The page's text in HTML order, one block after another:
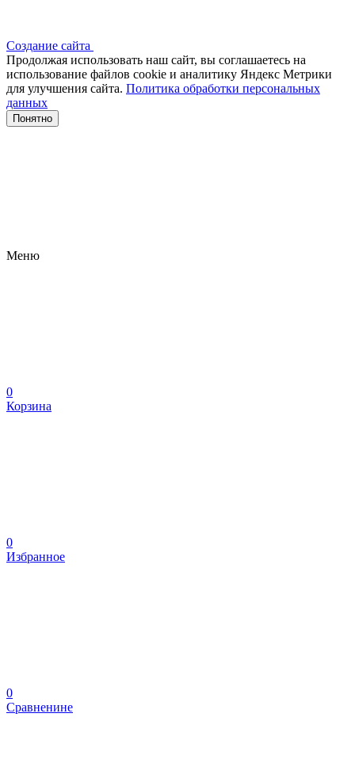
Создание сайта
Продолжая использовать наш сайт, вы соглашаетесь на
использование файлов сооkіе и аналитику Яндекс Метрики
для улучшения сайта. Политика обработки персональных
данных
Понятно
Меню
0
Корзина
0
Избранное
0
Сравненине